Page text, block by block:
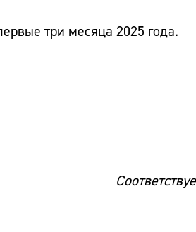
три месяца 2025 года.